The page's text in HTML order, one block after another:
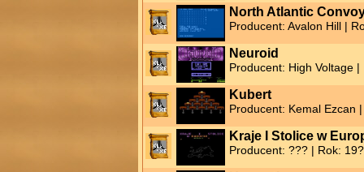
North Atlantic
Producent: Avalon Hill |
Neuroid
Producent: High Voltage |
Kubert
Producent: Kemal Ezcan
Kraje I Stolice w
Producent: ??? | Rok: